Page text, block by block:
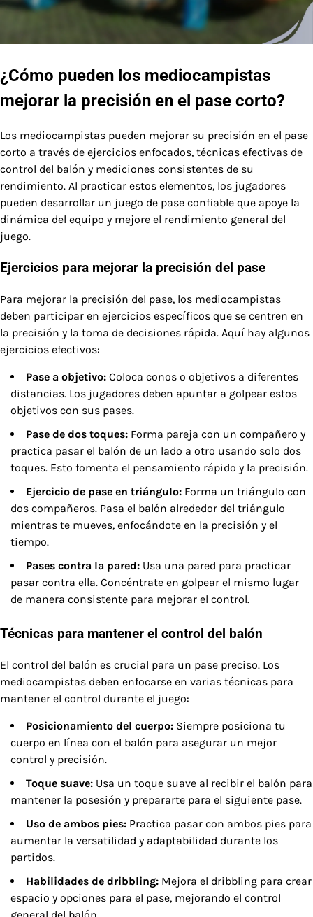
¿Cómo pueden los mediocampistas
mejorar la precisión en el pase corto?
Los mediocampistas pueden mejorar su precisión en el pase
corto a través de ejercicios enfocados, técnicas efectivas de
control del balón y mediciones consistentes de su
rendimiento. Al practicar estos elementos, los jugadores
pueden desarrollar un juego de pase confiable que apoye la
dinámica del equipo y mejore el rendimiento general del
juego.
Ejercicios para mejorar la precisión del pase
Para mejorar la precisión del pase, los mediocampistas
deben participar en ejercicios específicos que se centren en
la precisión y la toma de decisiones rápida. Aquí hay algunos
ejercicios efectivos:
Pase a objetivo: Coloca conos o objetivos a diferentes
distancias. Los jugadores deben apuntar a golpear estos
objetivos con sus pases.
Pase de dos toques: Forma pareja con un compañero y
practica pasar el balón de un lado a otro usando solo dos
toques. Esto fomenta el pensamiento rápido y la precisión.
Ejercicio de pase en triángulo: Forma un triángulo con
dos compañeros. Pasa el balón alrededor del triángulo
mientras te mueves, enfocándote en la precisión y el
tiempo.
Pases contra la pared: Usa una pared para practicar
pasar contra ella. Concéntrate en golpear el mismo lugar
de manera consistente para mejorar el control.
Técnicas para mantener el control del balón
El control del balón es crucial para un pase preciso. Los
mediocampistas deben enfocarse en varias técnicas para
mantener el control durante el juego:
Posicionamiento del cuerpo: Siempre posiciona tu
cuerpo en línea con el balón para asegurar un mejor
control y precisión.
Toque suave: Usa un toque suave al recibir el balón para
mantener la posesión y prepararte para el siguiente pase.
Uso de ambos pies: Practica pasar con ambos pies para
aumentar la versatilidad y adaptabilidad durante los
partidos.
Habilidades de dribbling: Mejora el dribbling para crear
espacio y opciones para el pase, mejorando el control